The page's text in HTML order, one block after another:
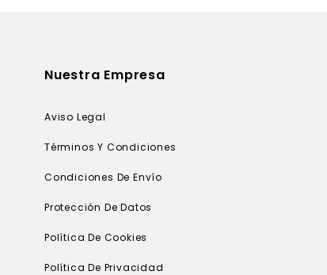
Nuestra Empresa
Aviso Legal
Términos Y Condiciones
Condiciones De Envío
Protección De Datos
Política De Cookies
Política De Privacidad